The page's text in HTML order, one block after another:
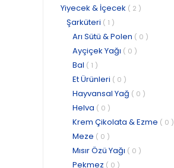
Yiyecek & İçecek ( 2 )
Şarküteri ( 1 )
Arı Sütü & Polen ( 0 )
Ayçiçek Yağı ( 0 )
Bal ( 1 )
Et Ürünleri ( 0 )
Hayvansal Yağ ( 0 )
Helva ( 0 )
Krem Çikolata & Ezme ( 0 )
Meze ( 0 )
Mısır Özü Yağı ( 0 )
Pekmez ( 0 )